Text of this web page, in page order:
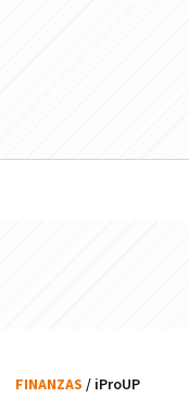
FINANZAS / iProUP